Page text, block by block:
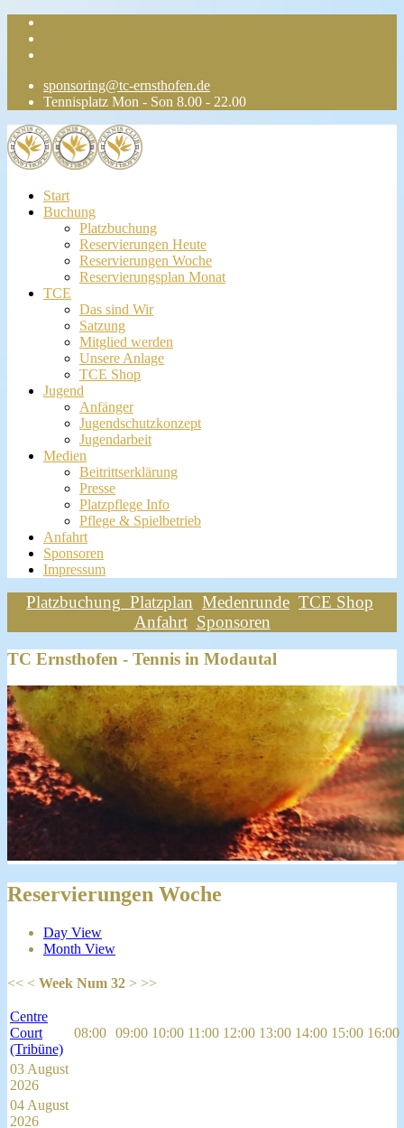
sponsoring@tc-ernsthofen.de
Tennisplatz Mon - Son 8.00 - 22.00
Start
Buchung
Platzbuchung
Reservierungen Heute
Reservierungen Woche
Reservierungsplan Monat
TCE
Das sind Wir
Satzung
Mitglied werden
Unsere Anlage
TCE Shop
Jugend
Anfänger
Jugendschutzkonzept
Jugendarbeit
Medien
Beitrittserklärung
Presse
Platzpflege Info
Pflege & Spielbetrieb
Anfahrt
Sponsoren
Impressum
Platzbuchung Platzplan Medenrunde TCE Shop
Anfahrt Sponsoren
TC Ernsthofen - Tennis in Modautal
Reservierungen Woche
Day View
Month View
<< < Week Num 32 > >>
Centre
Court
(Tribüne)
08:00 09:00 10:00 11:00 12:00 13:00 14:00 15:00 16:00
03 August
2026
04 August
2026